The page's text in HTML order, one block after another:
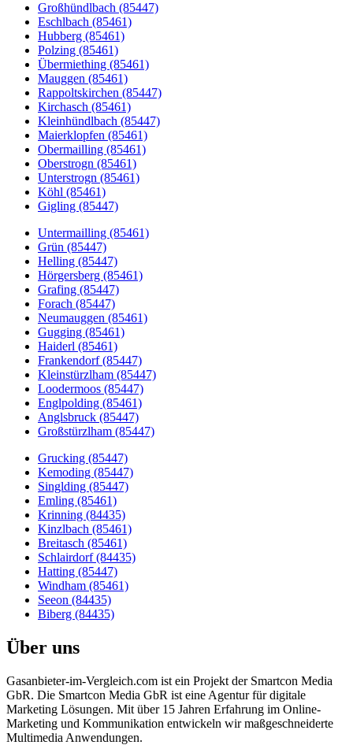
Großhündlbach (85447)
Eschlbach (85461)
Hubberg (85461)
Polzing (85461)
Übermiething (85461)
Mauggen (85461)
Rappoltskirchen (85447)
Kirchasch (85461)
Kleinhündlbach (85447)
Maierklopfen (85461)
Obermailling (85461)
Oberstrogn (85461)
Unterstrogn (85461)
Köhl (85461)
Gigling (85447)
Untermailling (85461)
Grün (85447)
Helling (85447)
Hörgersberg (85461)
Grafing (85447)
Forach (85447)
Neumauggen (85461)
Gugging (85461)
Haiderl (85461)
Frankendorf (85447)
Kleinstürzlham (85447)
Loodermoos (85447)
Englpolding (85461)
Anglsbruck (85447)
Großstürzlham (85447)
Grucking (85447)
Kemoding (85447)
Singlding (85447)
Emling (85461)
Krinning (84435)
Kinzlbach (85461)
Breitasch (85461)
Schlairdorf (84435)
Hatting (85447)
Windham (85461)
Seeon (84435)
Biberg (84435)
Über uns
Gasanbieter-im-Vergleich.com ist ein Projekt der Smartcon Media
GbR. Die Smartcon Media GbR ist eine Agentur für digitale
Marketing Lösungen. Mit über 15 Jahren Erfahrung im Online-
Marketing und Kommunikation entwickeln wir maßgeschneiderte
Multimedia Anwendungen.